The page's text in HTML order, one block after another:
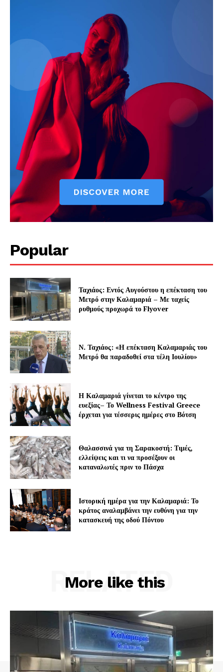
News Week
Magazine PRO
Company
About
Contact us
Subscription Plans
Popular
Ταχιάος: Εντός Αυγούστου η επέκταση του
Μετρό στην Καλαμαριά – Με ταχείς
ρυθμούς προχωρά το Flyover
Ν. Ταχιάος: «Η επέκταση Καλαμαριάς του
Μετρό θα παραδοθεί στα τέλη Ιουλίου»
Η Καλαμαριά γίνεται το κέντρο της
ευεξίας– Το Wellness Festival Greece
έρχεται για τέσσερις ημέρες στο Βότση
Θαλασσινά για τη Σαρακοστή: Τιμές,
ελλείψεις και τι να προσέξουν οι
καταναλωτές πριν το Πάσχα
Ιστορική ημέρα για την Καλαμαριά: Το
κράτος αναλαμβάνει την ευθύνη για την
κατασκευή της οδού Πόντου
More like this
RELATED